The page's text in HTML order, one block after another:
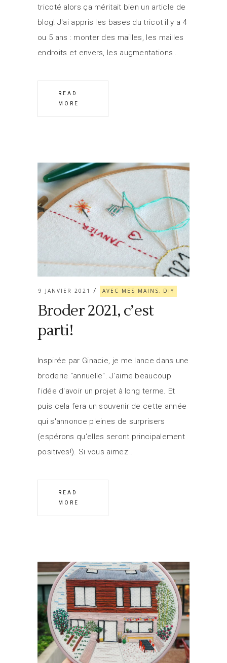
tricoté alors ça méritait bien un article de
blog! J'ai appris les bases du tricot il y a 4
ou 5 ans : monter des mailles, les mailles
endroits et envers, les augmentations
READ
MORE
9 JANVIER 2021 AVEC MES MAINS, DIY
Broder 2021, c’est
parti!
Inspirée par Ginacie, je me lance dans une
broderie "annuelle". J'aime beaucoup
l'idée d'avoir un projet à long terme. Et
puis cela fera un souvenir de cette année
qui s'annonce pleines de surprisers
(espérons qu'elles seront principalement
positives!). Si vous aimez
READ
MORE